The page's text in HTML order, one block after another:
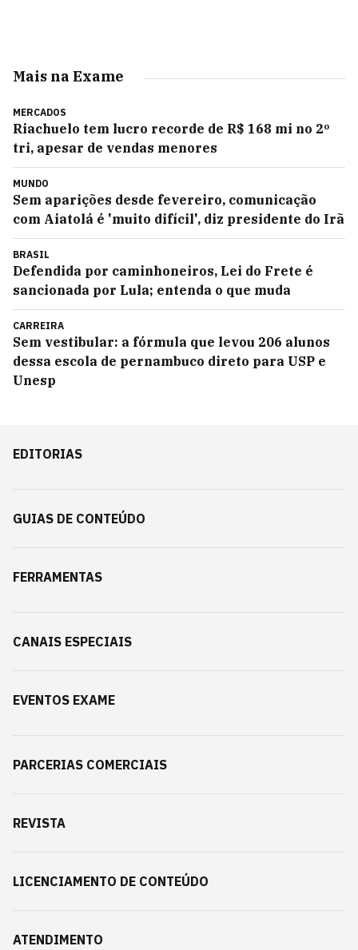
Mais na Exame
MERCADOS
Riachuelo tem lucro recorde de R$ 168 mi no 2º
tri, apesar de vendas menores
MUNDO
Sem aparições desde fevereiro, comunicação
com Aiatolá é 'muito difícil', diz presidente do Irã
BRASIL
Defendida por caminhoneiros, Lei do Frete é
sancionada por Lula; entenda o que muda
CARREIRA
Sem vestibular: a fórmula que levou 206 alunos
dessa escola de pernambuco direto para USP e
Unesp
EDITORIAS
GUIAS DE CONTEÚDO
FERRAMENTAS
CANAIS ESPECIAIS
EVENTOS EXAME
PARCERIAS COMERCIAIS
REVISTA
LICENCIAMENTO DE CONTEÚDO
ATENDIMENTO